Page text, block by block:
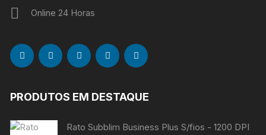
Online 24 Horas
PRODUTOS EM DESTAQUE
Rato Subblim Business Plus S/fios - 1200 DPI